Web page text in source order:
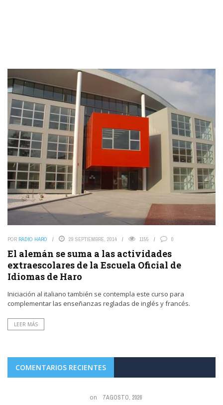
POR RADIO HARO 29 SEPTIEMBRE, 2014 1155 0
El alemán se suma a las actividades
extraescolares de la Escuela Oficial de
Idiomas de Haro
Iniciación al italiano también se contempla este curso para
complementar las enseñanzas regladas de inglés y francés.
LEER MÁS
COMENTARIOS RECIENTES
on 7 AGOSTO, 2026